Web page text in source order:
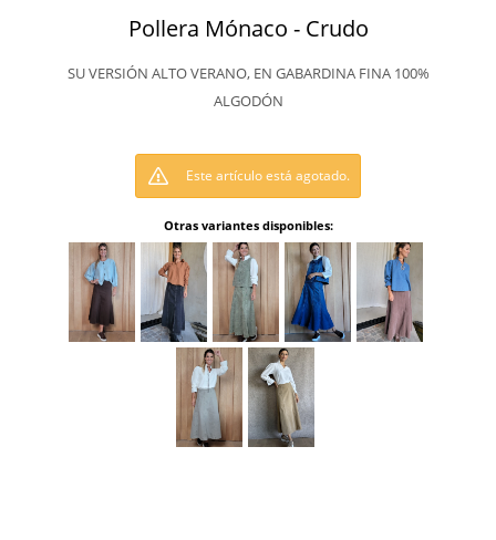
Pollera Mónaco - Crudo
SU VERSIÓN ALTO VERANO, EN GABARDINA FINA 100%
ALGODÓN
Este artículo está agotado.
Otras variantes disponibles: